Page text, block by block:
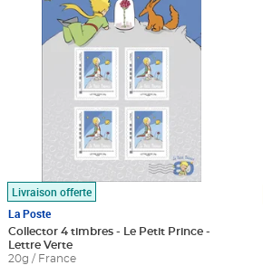
Livraison offerte
La Poste
Collector 4 timbres - Le Petit Prince -
Lettre Verte
20g / France